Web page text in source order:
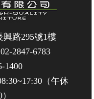
興路295號1樓
02-2847-6783
1400
（午休